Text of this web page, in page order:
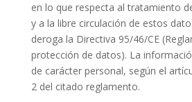
en lo que respecta al tratamiento
y a la libre circulación de estos
deroga la Directiva 95/46/CE
protección de datos). La
de carácter personal, según el
2 del citado reglamento.